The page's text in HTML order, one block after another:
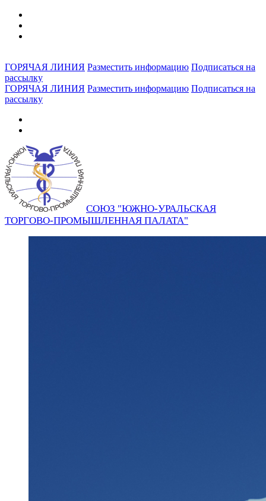
ГОРЯЧАЯ ЛИНИЯ Разместить информацию Подписаться на
рассылку
ГОРЯЧАЯ ЛИНИЯ Разместить информацию Подписаться на
рассылку
СОЮЗ "ЮЖНО-УРАЛЬСКАЯ
ТОРГОВО-ПРОМЫШЛЕННАЯ ПАЛАТА"